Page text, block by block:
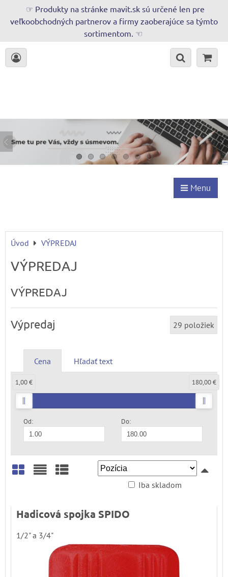
☞ Produkty na stránke mavit.sk sú určené len pre
veľkoobchodných partnerov a firmy zaoberajúce sa týmto
sortimentom. ☜
Menu
Úvod VÝPREDAJ
VÝPREDAJ
VÝPREDAJ
Výpredaj 29 položiek
Cena Hľadať text
Od: Do:
1,00 € 180,00 €
Iba skladom
Hadicová spojka SPIDO
1/2" a 3/4"